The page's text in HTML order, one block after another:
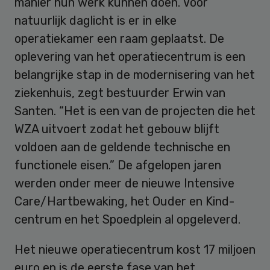
natuurlijk daglicht is er in elke
operatiekamer een raam geplaatst. De
oplevering van het operatiecentrum is een
belangrijke stap in de modernisering van het
ziekenhuis, zegt bestuurder Erwin van
Santen. “Het is een van de projecten die het
WZA uitvoert zodat het gebouw blijft
voldoen aan de geldende technische en
functionele eisen.” De afgelopen jaren
werden onder meer de nieuwe Intensive
Care/Hartbewaking, het Ouder en Kind-
centrum en het Spoedplein al opgeleverd.
Het nieuwe operatiecentrum kost 17 miljoen